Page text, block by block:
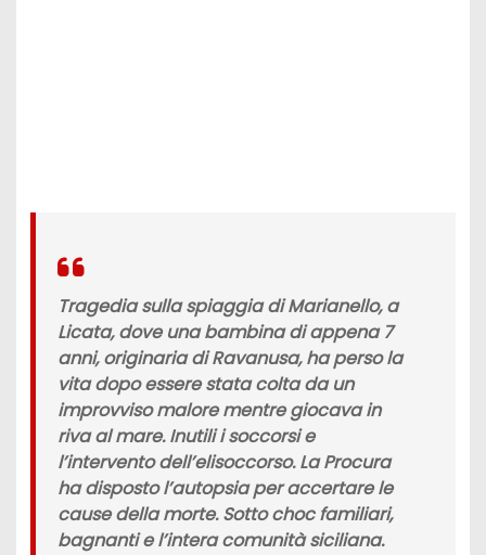
Tragedia sulla spiaggia di Marianello, a
Licata, dove una bambina di appena 7
anni, originaria di Ravanusa, ha perso la
vita dopo essere stata colta da un
improvviso malore mentre giocava in
riva al mare. Inutili i soccorsi e
l’intervento dell’elisoccorso. La Procura
ha disposto l’autopsia per accertare le
cause della morte. Sotto choc familiari,
bagnanti e l’intera comunità siciliana.